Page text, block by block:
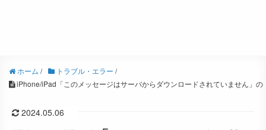
ホーム / トラブル・エラー /
iPhone/iPad「このメッセージはサーバからダウンロードされていません」の
2024.05.06